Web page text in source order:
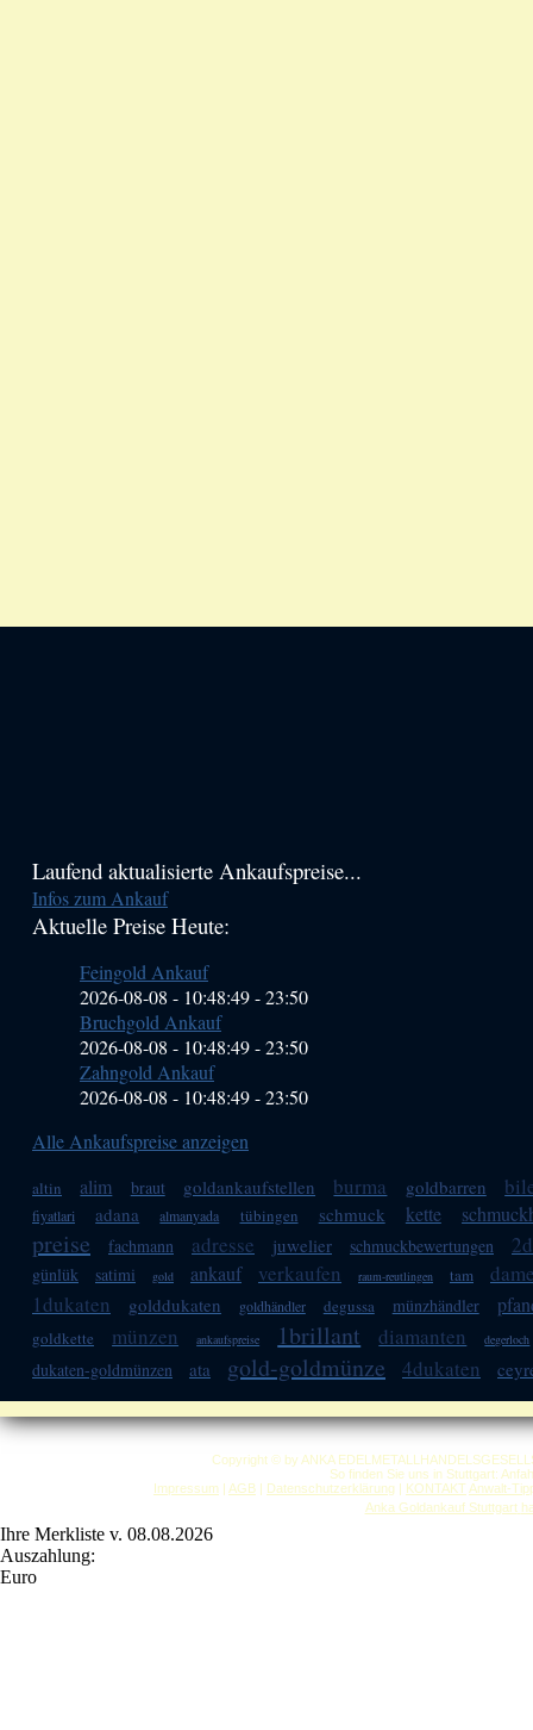
Haupt-
Sidebar
Laufend aktualisierte Ankaufspreise...
Infos zum Ankauf
Aktuelle Preise Heute:
Feingold Ankauf
2026-08-08 - 10:48:49-23:50
Bruchgold Ankauf
2026-08-08 - 10:48:49-23:50
Zahngold Ankauf
2026-08-08 - 10:48:49-23:50
Alle Ankaufspreise anzeigen
altin alim braut goldankaufstellen burma goldbarren
fiyatlari adana almanyada tübingen schmuck kette
preise fachmann adresse juwelier schmuckbewertungen
günlük satimi gold ankauf verkaufen raum-reutlingen tam
1dukaten
golddukaten goldhändler degussa münzhändler
goldkette münzen ankaufspreise 1brillant diamanten degerloch
dukaten-goldmünzen ata gold-goldmünze 4dukaten
Copyright © by ANKA
So finden Sie uns in Stuttgart:
Impressum | AGB | Datenschutzerklärung | KONTAKT Anwalt-
Anka Goldankauf Stuttgart
Ihre Merkliste v. 08.08.2026
Auszahlung:
Euro